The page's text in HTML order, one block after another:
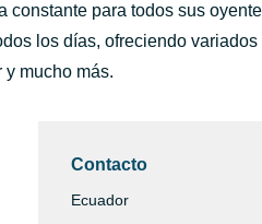
para todos sus
los días, ofreciendo variados
y mucho más.
Contacto
Ecuador